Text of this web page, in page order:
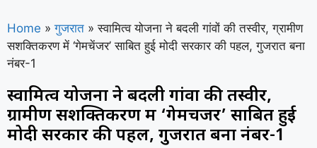
Home » गुजरात » स्वामित्व योजना ने बदली गांवों की तस्वीर, ग्रामीण
सशक्तिकरण में ‘गेमचेंजर’ साबित हुई मोदी सरकार की पहल, गुजरात बना
नंबर-1
स्वामित्व योजना ने बदली गांवों की तस्वीर,
ग्रामीण सशक्तिकरण में ‘गेमचेंजर’ साबित हुई
मोदी सरकार की पहल, गुजरात बना नंबर-1